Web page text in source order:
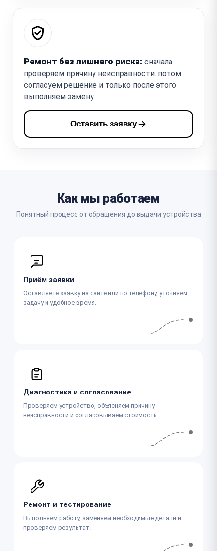
Ремонт без лишнего риска: сначала
проверяем причину неисправности, потом
согласуем решение и только после этого
выполняем замену.
Оставить заявку
Как мы работаем
Понятный процесс от обращения до выдачи устройства
Приём заявки
Оставляете заявку на сайте или по телефону, уточняем
задачу и удобное время.
Диагностика и согласование
Проверяем устройство, объясняем причину
неисправности и согласовываем стоимость.
Ремонт и тестирование
Выполняем работу, заменяем необходимые детали и
проверяем результат.